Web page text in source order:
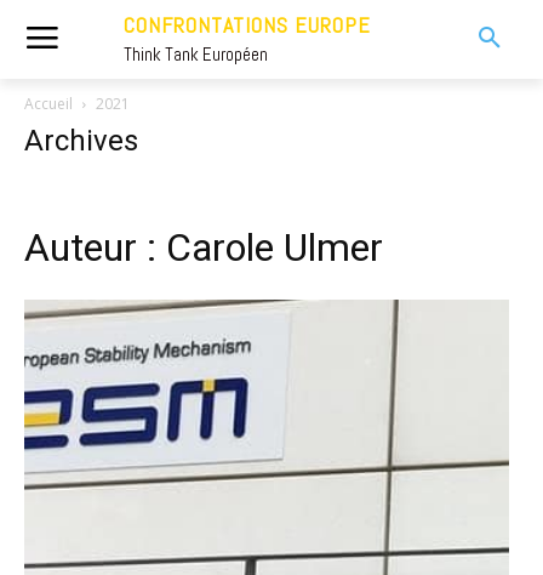
CONFRONTATIONS EUROPE
Think Tank Européen
Accueil 2021
Archives
Auteur : Carole Ulmer